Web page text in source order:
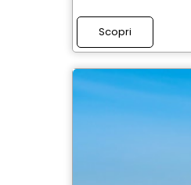
Scopri